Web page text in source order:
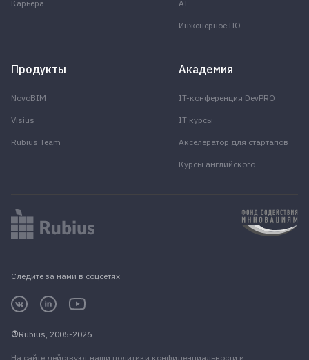
Следите за нами в соцсетях
Карьера AI
Инженерное ПО
Продукты
NovoBIM
Visius
Rubius Team
Академия
IT-конференция DevPRO
IT курсы
Акселератор для стартапов
Курсы английского
Rubius, 2005-2026
На сайте действуют наши политики конфиденциальности и